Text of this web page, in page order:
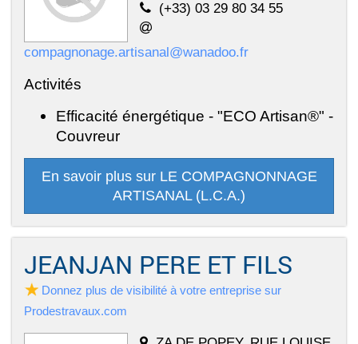
(+33) 03 29 80 34 55
compagnonage.artisanal@wanadoo.fr
Activités
Efficacité énergétique - "ECO Artisan®" -
Couvreur
En savoir plus sur LE COMPAGNONNAGE
ARTISANAL (L.C.A.)
JEANJAN PERE ET FILS
Donnez plus de visibilité à votre entreprise sur
Prodestravaux.com